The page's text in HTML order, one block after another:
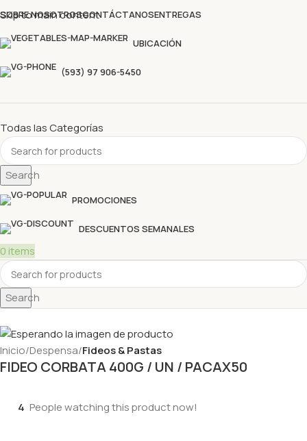
Skip to main content
Descubre nuestras ofertas y compra sin complicaciones
SOBRE NOSOTROSCONTÁCTANOSENTREGAS
UBICACIÓN
(593) 97 906-5450
Todas las Categorías
Search
PROMOCIONES
DESCUENTOS SEMANALES
0 items
Search
Inicio Despensa Fideos & Pastas
FIDEO CORBATA 400G / UN / PACAX50
4 People watching this product now!